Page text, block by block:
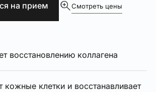
на прием Смотреть цены
восстановлению коллагена
кожные клетки и восстанавливает